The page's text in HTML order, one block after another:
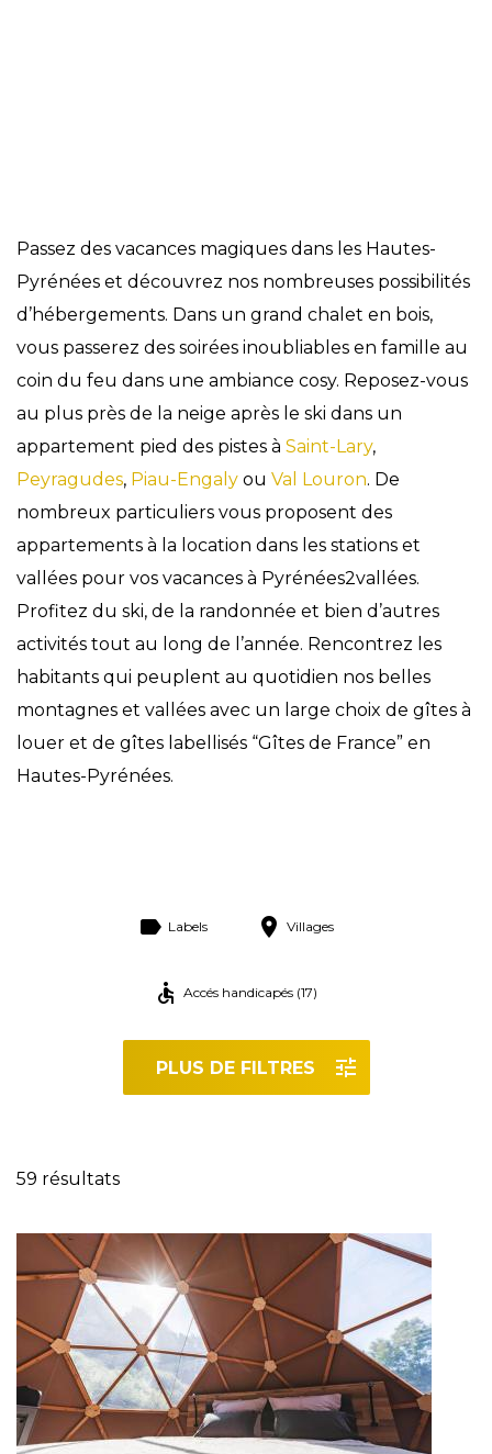
Passez des vacances magiques dans les Hautes-
Pyrénées et découvrez nos nombreuses possibilités
d’hébergements. Dans un grand chalet en bois,
vous passerez des soirées inoubliables en famille au
coin du feu dans une ambiance cosy. Reposez-vous
au plus près de la neige après le ski dans un
appartement pied des pistes à Saint-Lary,
Peyragudes, Piau-Engaly ou Val Louron. De
nombreux particuliers vous proposent des
appartements à la location dans les stations et
vallées pour vos vacances à Pyrénées2vallées.
Profitez du ski, de la randonnée et bien d’autres
activités tout au long de l’année. Rencontrez les
habitants qui peuplent au quotidien nos belles
montagnes et vallées avec un large choix de gîtes à
louer et de gîtes labellisés “Gîtes de France” en
Hautes-Pyrénées.
Labels Villages
Accés handicapés (17)
PLUS DE FILTRES
59 résultats